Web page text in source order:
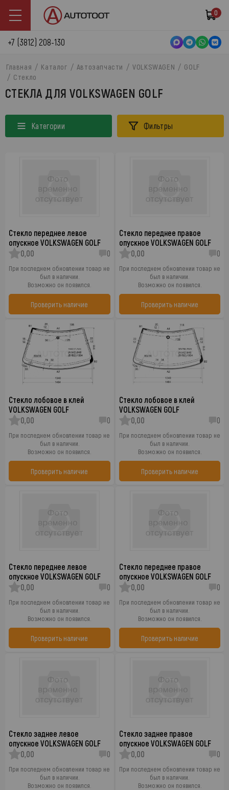
0
+7 (3812) 208-130
Главная Каталог Автозапчасти VOLKSWAGEN
GOLF
Стекло
СТЕКЛА ДЛЯ VOLKSWAGEN GOLF
Категории Фильтры
Стекло переднее левое
опускное VOLKSWAGEN GOLF
0,00
0
При последнем обновлении товар не
был в наличии.
Возможно он появился.
Проверить наличие
Стекло переднее правое
опускное VOLKSWAGEN GOLF
0,00
0
При последнем обновлении товар не
был в наличии.
Возможно он появился.
Проверить наличие
Стекло лобовое в клей
VOLKSWAGEN GOLF
0,00
0
При последнем обновлении товар не
был в наличии.
Возможно он появился.
Проверить наличие
Стекло лобовое в клей
VOLKSWAGEN GOLF
0,00
0
При последнем обновлении товар не
был в наличии.
Возможно он появился.
Проверить наличие
Стекло переднее левое
опускное VOLKSWAGEN GOLF
0,00
0
При последнем обновлении товар не
был в наличии.
Возможно он появился.
Проверить наличие
Стекло переднее правое
опускное VOLKSWAGEN GOLF
0,00
0
При последнем обновлении товар не
был в наличии.
Возможно он появился.
Проверить наличие
Стекло заднее левое
опускное VOLKSWAGEN GOLF
0,00
0
При последнем обновлении товар не
был в наличии.
Возможно он появился.
Стекло заднее правое
опускное VOLKSWAGEN GOLF
0,00
0
При последнем обновлении товар не
был в наличии.
Возможно он появился.